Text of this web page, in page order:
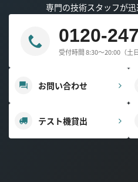
専門の技術スタッフが迅
0120-
受付時間 8:30～20:00（土
お問い合わせ
テスト機貸出